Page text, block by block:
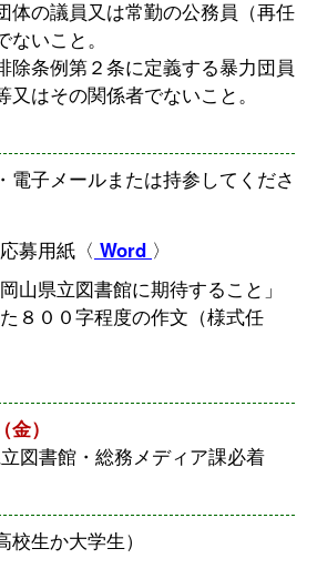
の議員又は常勤の公務員（再任
いこと。
条例第２条に定義する暴力団員
はその関係者でないこと。
電子メールまたは持参してくださ
募用紙〈 Word 〉
山県立図書館に期待すること」
８００字程度の作文（様式任
）
図書館・総務メディア課必着
生か大学生）